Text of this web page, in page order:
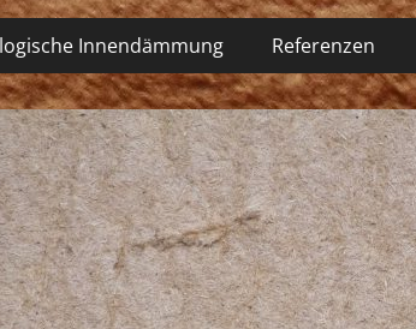
Innendämmung Referenzen